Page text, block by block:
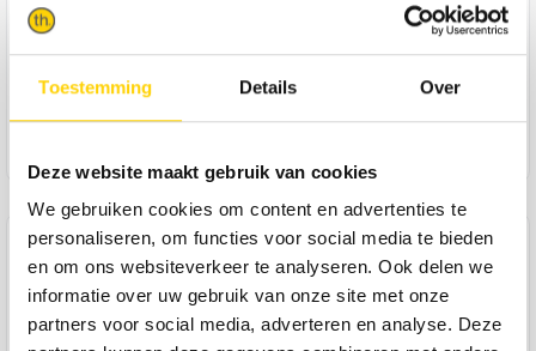
Toestemming Details Over
Deze website maakt gebruik van cookies
We gebruiken cookies om content en advertenties te
personaliseren, om functies voor social media te bieden
en om ons websiteverkeer te analyseren. Ook delen we
informatie over uw gebruik van onze site met onze
partners voor social media, adverteren en analyse. Deze
379,-
Product omschrijving
Heb jij (een oogje op) dressoir Gravure? Dan kun je hem nu
verhogen met deze losse opzetkast om er een volwaardige
wandkast van te maken! Gemaakt van eikenhout en